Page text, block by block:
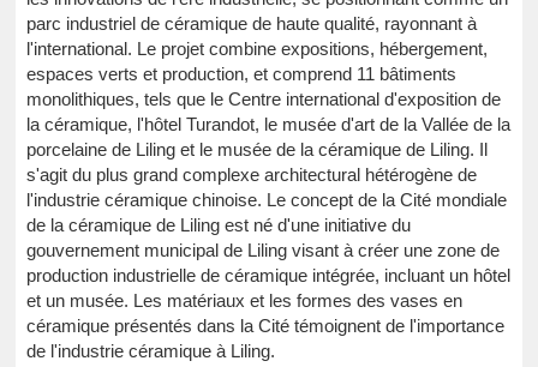
parc industriel de céramique de haute qualité, rayonnant à
l'international. Le projet combine expositions, hébergement,
espaces verts et production, et comprend 11 bâtiments
monolithiques, tels que le Centre international d'exposition de
la céramique, l'hôtel Turandot, le musée d'art de la Vallée de la
porcelaine de Liling et le musée de la céramique de Liling. Il
s'agit du plus grand complexe architectural hétérogène de
l'industrie céramique chinoise. Le concept de la Cité mondiale
de la céramique de Liling est né d'une initiative du
gouvernement municipal de Liling visant à créer une zone de
production industrielle de céramique intégrée, incluant un hôtel
et un musée. Les matériaux et les formes des vases en
céramique présentés dans la Cité témoignent de l'importance
de l'industrie céramique à Liling.